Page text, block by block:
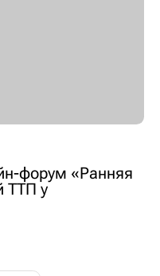
форум «Ранняя
ТТП у